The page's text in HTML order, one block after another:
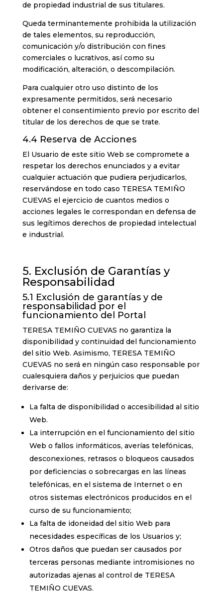
de propiedad industrial de sus titulares.
Queda terminantemente prohibida la utilización
de tales elementos, su reproducción,
comunicación y/o distribución con fines
comerciales o lucrativos, así como su
modificación, alteración, o descompilación.
Para cualquier otro uso distinto de los
expresamente permitidos, será necesario
obtener el consentimiento previo por escrito del
titular de los derechos de que se trate.
4.4 Reserva de Acciones
El Usuario de este sitio Web se compromete a
respetar los derechos enunciados y a evitar
cualquier actuación que pudiera perjudicarlos,
reservándose en todo caso TERESA TEMIÑO
CUEVAS el ejercicio de cuantos medios o
acciones legales le correspondan en defensa de
sus legítimos derechos de propiedad intelectual
e industrial.
5. Exclusión de Garantías y
Responsabilidad
5.1 Exclusión de garantías y de
responsabilidad por el
funcionamiento del Portal
TERESA TEMIÑO CUEVAS no garantiza la
disponibilidad y continuidad del funcionamiento
del sitio Web. Asimismo, TERESA TEMIÑO
CUEVAS no será en ningún caso responsable por
cualesquiera daños y perjuicios que puedan
derivarse de:
La falta de disponibilidad o accesibilidad al sitio
Web.
La interrupción en el funcionamiento del sitio
Web o fallos informáticos, averías telefónicas,
desconexiones, retrasos o bloqueos causados
por deficiencias o sobrecargas en las líneas
telefónicas, en el sistema de Internet o en
otros sistemas electrónicos producidos en el
curso de su funcionamiento;
La falta de idoneidad del sitio Web para
necesidades específicas de los Usuarios y;
Otros daños que puedan ser causados por
terceras personas mediante intromisiones no
autorizadas ajenas al control de TERESA
TEMIÑO CUEVAS.